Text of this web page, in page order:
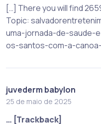
[…] There you will find
Topic:
uma-jornada-de-saude-
os-santos-com-a-
juvederm babylon
25 de maio de 2025
… [Trackback]